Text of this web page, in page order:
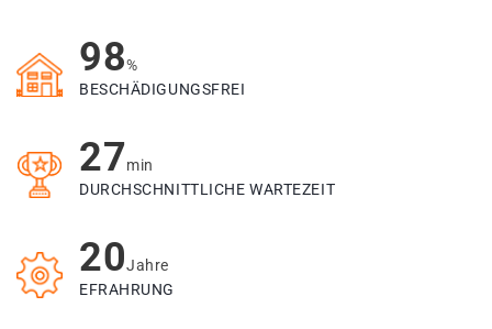
98%
BESCHÄDIGUNGSFREI
27min
DURCHSCHNITTLICHE WARTEZEIT
20Jahre
EFRAHRUNG